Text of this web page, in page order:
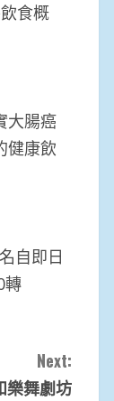
食概
大腸癌
健康飲
自即日
轉
Next:
樂舞劇坊